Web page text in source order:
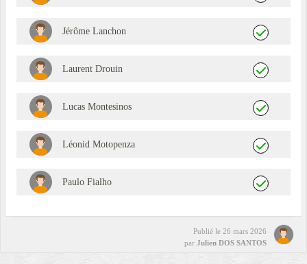
Jérôme Lanchon
Laurent Drouin
Lucas Montesinos
Léonid Motopenza
Paulo Fialho
Publié le 26 mars 2026
par Julien DOS SANTOS